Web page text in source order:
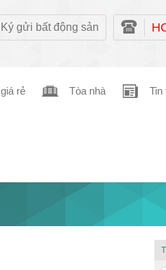
Ký gửi bất động sản
rẻ Tòa nhà Tin